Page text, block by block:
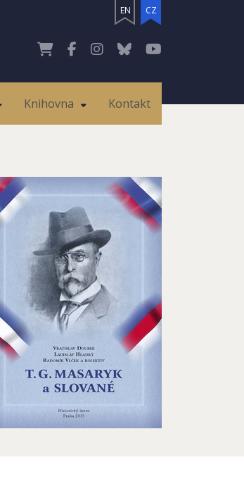
EN CZ
Knihovna Kontakt